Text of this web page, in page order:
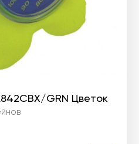
GRN Цветок